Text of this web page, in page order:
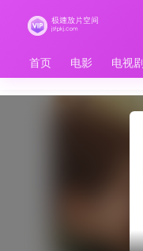
首页 电影 电视剧